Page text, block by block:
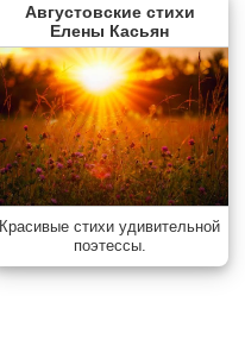
Августовские стихи
Елены Касьян
Красивые стихи удивительной
поэтессы.